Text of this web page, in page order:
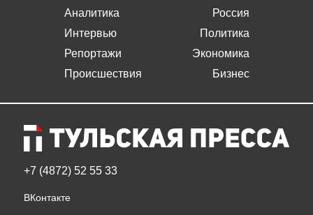
Аналитика
Интервью
Репортажи
Происшествия
Россия
Политика
Экономика
Бизнес
+7 (4872) 52 55 33
ВКонтакте